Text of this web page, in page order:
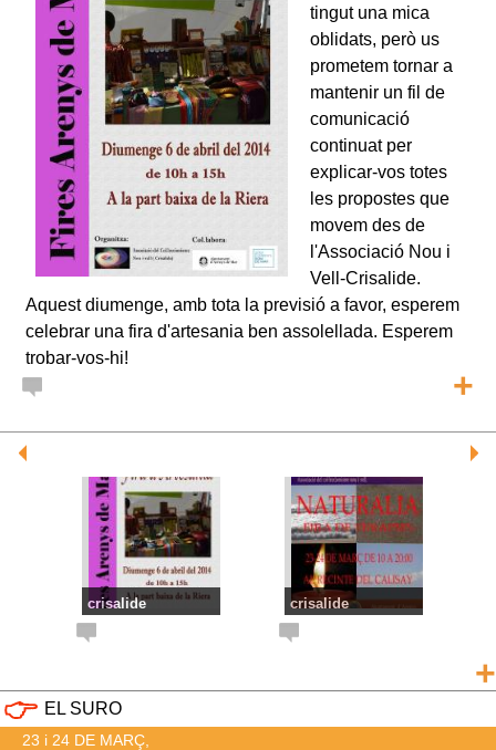
tingut una mica
oblidats, però us
prometem tornar a
mantenir un fil de
comunicació
continuat per
explicar-vos totes
les propostes que
movem des de
l'Associació Nou i
Vell-Crisalide.
Aquest diumenge, amb tota la previsió a favor, esperem
celebrar una fira d'artesania ben assolellada. Esperem
trobar-vos-hi!
+
crisalide
Torna la Fira
d'Artesania
crisalide
23 i 24 DE MARÇ,
NATURALIA, FIRA
+
EL SURO
23 i 24 DE MARÇ,